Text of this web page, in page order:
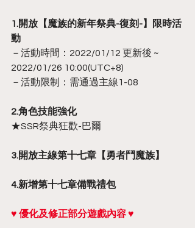
1.開放【魔族的新年祭典-復刻-】限時活
動
－活動時間：2022/01/12 更新後 ~
2022/01/26 10:00(UTC+8)
－活動限制：需通過主線1-08
2.角色技能強化
★SSR祭典狂歡-巴爾
3.開放主線第十七章【勇者鬥魔族】
4.新增第十七章備戰禮包
♥ 優化及修正部分遊戲內容 ♥